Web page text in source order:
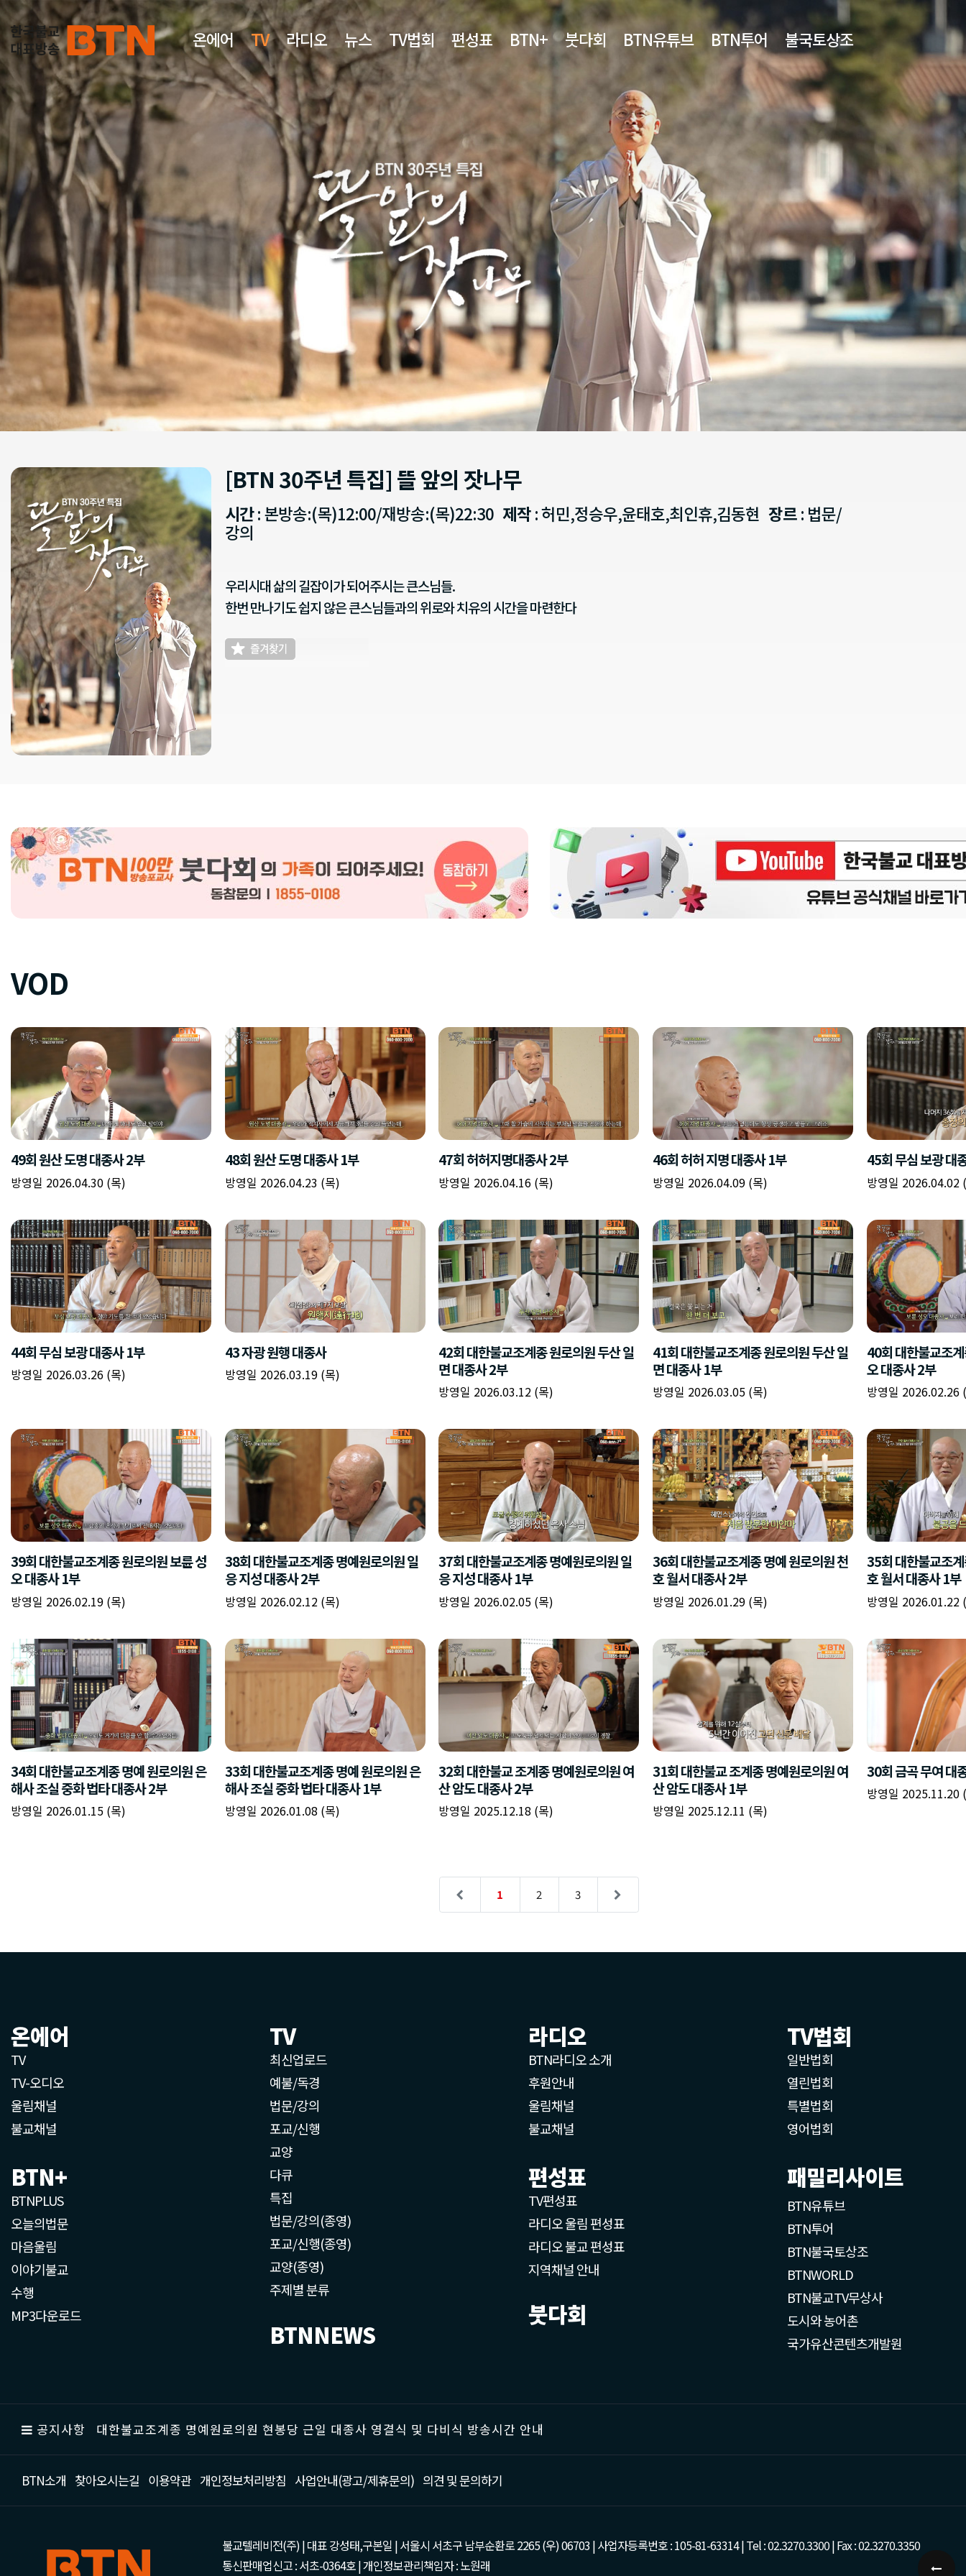
온에어 TV 라디오 뉴스 TV법회 편성표 BTN+ 붓다회 BTN유튜브 BTN투어 불국토상조
[BTN 30주년 특집] 뜰 앞의 잣나무
시간: 본방송:(목)12:00/재방송:(목)22:30 제작: 허민,정승우,윤태호,최인휴,김동현 장르: 법문/
강의
우리시대 삶의 길잡이가 되어주시는 큰스님들.
한번 만나기도 쉽지 않은 큰스님들과의 위로와 치유의 시간을 마련한다
VOD
49회 원산 도명 대종사 2부
방영일 2026.04.30 (목)
48회 원산 도명 대종사 1부
방영일 2026.04.23 (목)
47회 허허지명대종사 2부
방영일 2026.04.16 (목)
46회 허허 지명 대종사 1부
방영일 2026.04.09 (목)
45회 무심 보광 대
방영일 2026.04.02
44회 무심 보광 대종사 1부
방영일 2026.03.26 (목)
43 자광 원행 대종사
방영일 2026.03.19 (목)
42회 대한불교조계종 원로의원 두산 일
면 대종사 2부
방영일 2026.03.12 (목)
41회 대한불교조계종 원로의원 두산 일
면 대종사 1부
방영일 2026.03.05 (목)
40회 대한불교조
오 대종사 2부
방영일 2026.02.26
39회 대한불교조계종 원로의원 보륜 성
오 대종사 1부
방영일 2026.02.19 (목)
38회 대한불교조계종 명예원로의원 일
응 지성 대종사 2부
방영일 2026.02.12 (목)
37회 대한불교조계종 명예원로의원 일
응 지성 대종사 1부
방영일 2026.02.05 (목)
36회 대한불교조계종 명예 원로의원 천
호 월서 대종사 2부
방영일 2026.01.29 (목)
35회 대한불교조
호 월서 대종사 1부
방영일 2026.01.22
34회 대한불교조계종 명예 원로의원 은
해사 조실 중화 법타 대종사 2부
방영일 2026.01.15 (목)
33회 대한불교조계종 명예 원로의원 은
해사 조실 중화 법타 대종사 1부
방영일 2026.01.08 (목)
32회 대한불교 조계종 명예원로의원 여
산 암도 대종사 2부
방영일 2025.12.18 (목)
31회 대한불교 조계종 명예원로의원 여
산 암도 대종사 1부
방영일 2025.12.11 (목)
30회 금곡 무여 대
방영일 2025.11.20
1 2 3
온에어
TV
TV-오디오
울림채널
불교채널
BTN+
BTNPLUS
오늘의법문
마음울림
이야기불교
수행
MP3다운로드
TV
최신업로드
예불/독경
법문/강의
포교/신행
교양
다큐
특집
법문/강의(종영)
포교/신행(종영)
교양(종영)
주제별 분류
BTNNEWS
라디오
BTN라디오 소개
후원안내
울림채널
불교채널
편성표
TV편성표
라디오 울림 편성표
라디오 불교 편성표
지역채널 안내
붓다회
TV법회
일반법회
열린법회
특별법회
영어법회
패밀리사이트
BTN유튜브
BTN투어
BTN불국토상조
BTNWORLD
BTN불교TV무상사
도시와 농어촌
국가유산콘텐츠개발원
공지사항 대한불교조계종 명예원로의원 현봉당 근일 대종사 영결식 및 다비식 방송시간 안내
BTN소개 찾아오시는길 이용약관 개인정보처리방침 사업안내(광고/제휴문의) 의견 및 문의하기
불교텔레비전(주) | 대표 강성태,구본일 | 서울시 서초구 남부순환로 2265 (우) 06703 | 사업자등록번호 : 105-81-63314 | Tel : 02.3270.3300 | Fax : 02.3270.3350
통신판매업신고 : 서초-0364호 | 개인정보관리책임자 : 노원래